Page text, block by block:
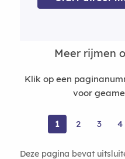
Meer rijmen
Klik op een
voor
1 2 3 4
Deze pagina bevat